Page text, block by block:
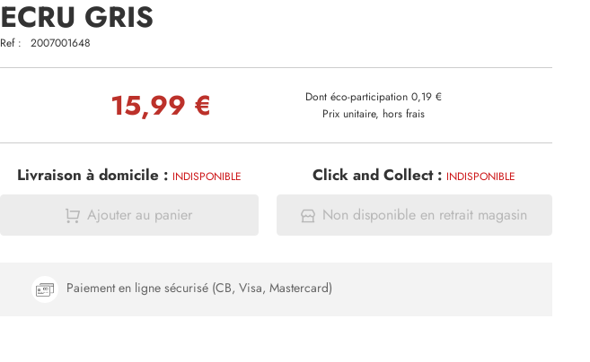
ECRU GRIS
Ref : 2007001648
15,99 €
Dont éco-participation 0,19 €
Prix unitaire, hors frais
Livraison à domicile : INDISPONIBLE
Ajouter au panier
Click and Collect : INDISPONIBLE
Non disponible en retrait magasin
Paiement en ligne sécurisé (CB, Visa, Mastercard)